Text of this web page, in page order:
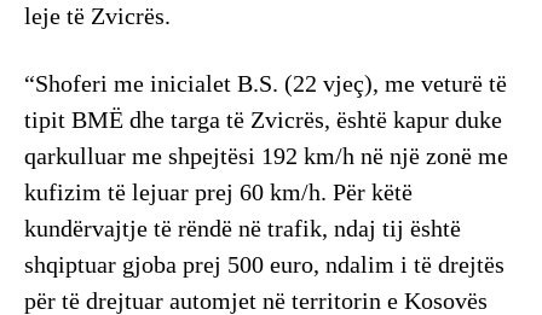
leje të Zvicrës.
“Shoferi me inicialet B.S. (22 vjeç), me veturë të
tipit BMË dhe targa të Zvicrës, është kapur duke
qarkulluar me shpejtësi 192 km/h në një zonë me
kufizim të lejuar prej 60 km/h. Për këtë
kundërvajtje të rëndë në trafik, ndaj tij është
shqiptuar gjoba prej 500 euro, ndalim i të drejtës
për të drejtuar automjet në territorin e Kosovës